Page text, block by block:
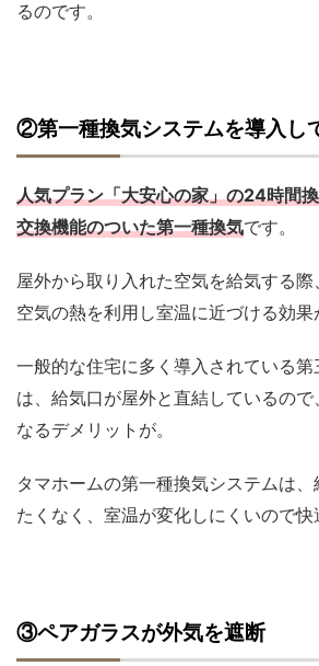
るのです。
②第一種換気システムを導入し
人気プラン「大安心の家」の24時間
交換機能のついた第一種換気です。
屋外から取り入れた空気を給気する
空気の熱を利用し室温に近づける効果
一般的な住宅に多く導入されている
は、給気口が屋外と直結しているので
なるデメリットが。
タマホームの第一種換気システムは
たくなく、室温が変化しにくいので快
③ペアガラスが外気を遮断